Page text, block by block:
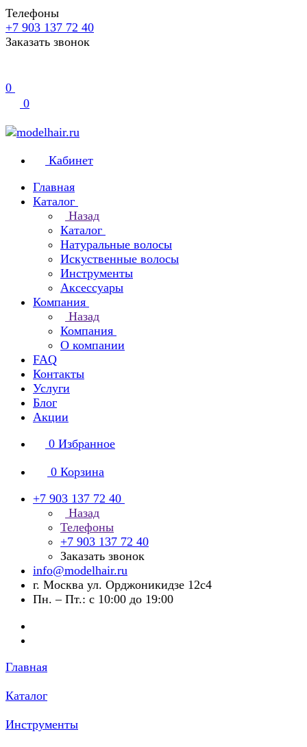
Телефоны
+7 903 137 72 40
Заказать звонок
0
0
Кабинет
Главная
Каталог
Назад
Каталог
Натуральные волосы
Искуственные волосы
Инструменты
Аксессуары
Компания
Назад
Компания
О компании
FAQ
Контакты
Услуги
Блог
Акции
0 Избранное
0 Корзина
+7 903 137 72 40
Назад
Телефоны
+7 903 137 72 40
Заказать звонок
info@modelhair.ru
г. Москва ул. Орджоникидзе 12с4
Пн. – Пт.: с 10:00 до 19:00
Главная
Каталог
Инструменты